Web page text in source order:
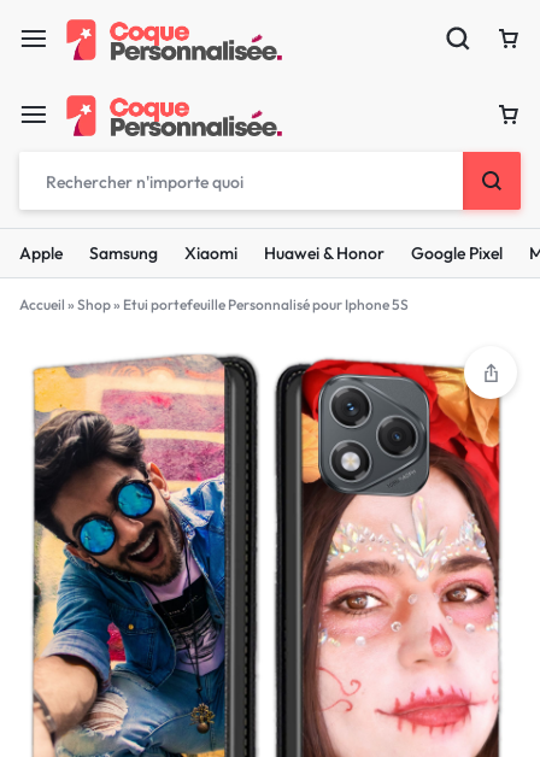
Apple Samsung Xiaomi Huawei & Honor Google Pixel
Accueil » Shop» Etui portefeuille Personnalisé pour Iphone 5S